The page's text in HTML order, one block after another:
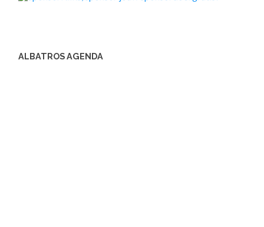
ALBATROS AGENDA